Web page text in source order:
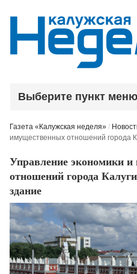
Выберите пункт меню
Газета «Калужская неделя» /
имущественных отношений города
Управление экономики
отношений города
здание